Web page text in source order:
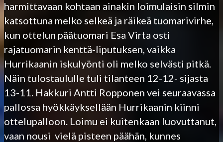
harmittavaan kohtaan ainakin loimulaisin silmin
katsottuna melko selkeä ja räikeä tuomarivirhe,
kun ottelun päätuomari Esa Virta osti
rajatuomarin kenttä-liputuksen, vaikka
Hurrikaanin iskulyönti oli melko selvästi pitkä.
Näin tulostaululle tuli tilanteen 12-12- sijasta
13-11. Hakkuri Antti Ropponen vei seuraavassa
pallossa hyökkäyksellään Hurrikaanin kiinni
ottelupalloon. Loimu ei kuitenkaan luovuttanut,
vaan nousi vielä pisteen päähän, kunnes